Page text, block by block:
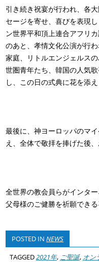
引き続き祝宴が行われ、各
セージを寄せ、喜びを表現
ン世界平和頂上連合アフリ
のあと、孝情文化公演が行
家庭、リトルエンジェルス
世圏青年たち、韓国の人気
し、この日の式典に花を添え
最後に、神ヨーロッパのマ
え、全体で敬拝を捧げた後
全世界の教会員らがインタ
父母様のご健勝を祈願でき
POSTED INNEWS
TAGGED2021年, ご聖誕, オン